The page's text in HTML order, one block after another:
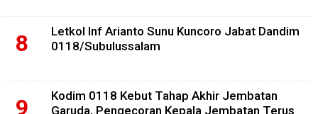
Letkol Inf Arianto Sunu Kuncoro Jabat Dandim
0118/Subulussalam
Kodim 0118 Kebut Tahap Akhir Jembatan
Garuda, Pengecoran Kepala Jembatan Terus